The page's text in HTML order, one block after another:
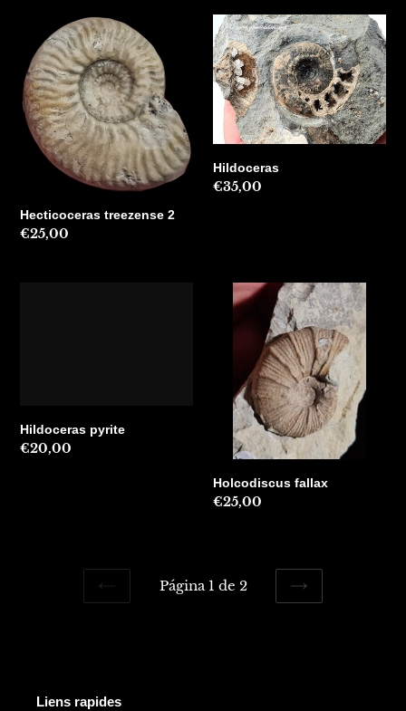
Hecticoceras
treezense
Hecticoceras treezense 2
Precio
€25,00
Hildoceras
Hildoceras
Precio
€35,00
Hildoceras pyrite
Precio
€20,00
Holcodiscus
fallax
Holcodiscus fallax
Precio
€25,00
PAGINA
Página 1 de 2
SIGUIENTE
Liens rapides